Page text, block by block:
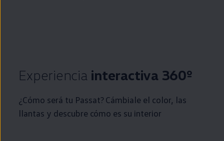
Experiencia interactiva 360º
¿Cómo será tu Passat? Cámbiale el color, las
llantas y descubre cómo es su interior